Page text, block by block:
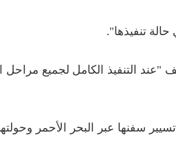
تنفيذها".
التنفيذ الكامل لجميع مراحل
سفنها عبر البحر الأحمر